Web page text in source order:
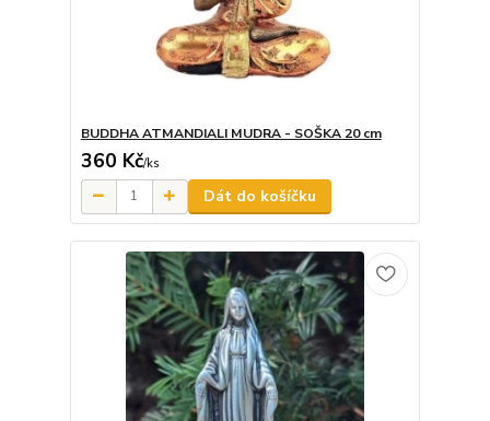
BUDDHA ATMANDIALI MUDRA - SOŠKA 20 cm
360 Kč/ks
Dát do košíčku